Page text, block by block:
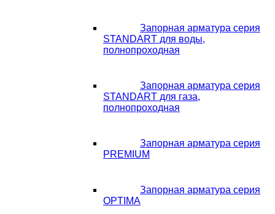
Запорная арматура серия
STANDART для воды,
полнопроходная
Запорная арматура серия
STANDART для газа,
полнопроходная
Запорная арматура серия
PREMIUM
Запорная арматура серия
OPTIMA